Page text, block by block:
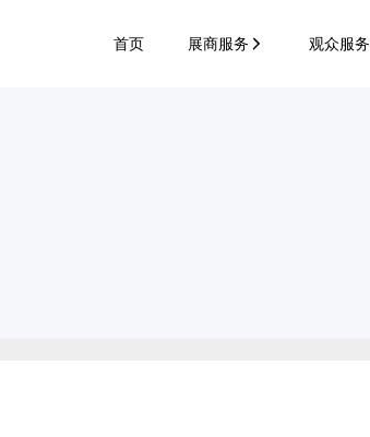
首页 展商服务 观众服务